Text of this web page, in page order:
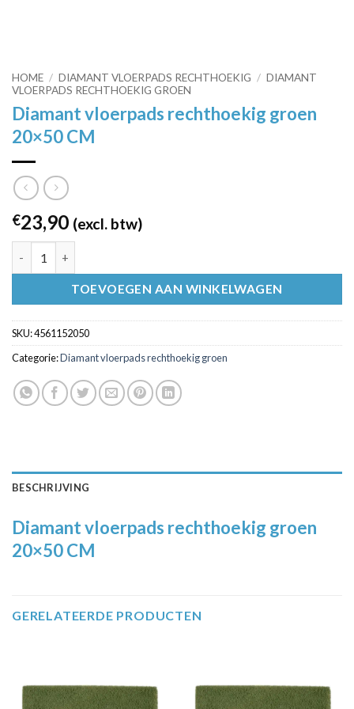
HOME / DIAMANT VLOERPADS RECHTHOEKIG / DIAMANT
VLOERPADS RECHTHOEKIG GROEN
Diamant vloerpads rechthoekig groen
20×50 CM
€23,90 (excl. btw)
TOEVOEGEN AAN WINKELWAGEN
SKU:4561152050
Categorie:Diamant vloerpads rechthoekig groen
BESCHRIJVING
Diamant vloerpads rechthoekig groen
20×50 CM
GERELATEERDE PRODUCTEN